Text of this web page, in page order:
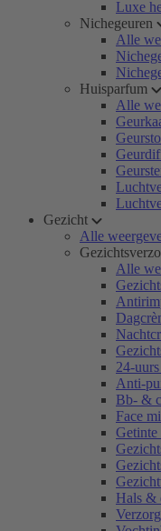
Luxe
Nichegeuren
Alle
Huisparfum
Alle
Gezicht
Alle
Alle
24-
Anti-
Bb- &
Face
Getinte
Hals &